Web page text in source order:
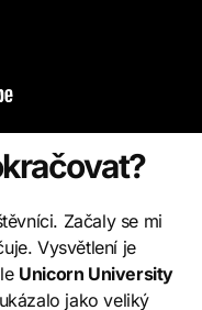
Začaly se mi
Vysvětlení je
Unicorn University
jako veliký